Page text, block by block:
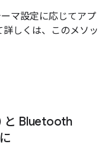
ーマ設定に応じてアプ
しくは、このメソッ
と Bluetooth